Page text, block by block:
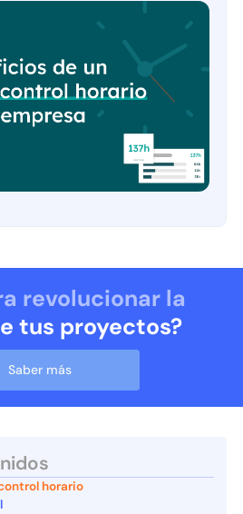
revolucionar la
tus proyectos?
Saber más
horario